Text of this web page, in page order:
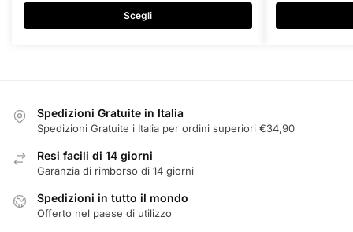
Scegli
più
varianti.
scelte
pagina
del
prodotto
più
varianti.
scelte
Spedizioni Gratuite in Italia
Spedizioni Gratuite i Italia per ordini superiori €34,90
Resi facili di 14 giorni
Garanzia di rimborso di 14 giorni
Spedizioni in tutto il mondo
Offerto nel paese di utilizzo